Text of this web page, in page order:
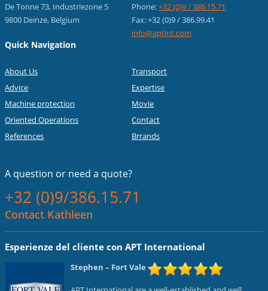
De Tonne 73, Industriezone 5
9800 Deinze, Belgium
Phone:+32 (0)9 / 386.15.71
Fax: +32 (0)9 / 386.99.41
info@aptint.com
Quick Navigation
About Us
Advice
Machine protection
Oriented Operations
References
Transport
Expertise
Movie
Contact
Brrands
A question or need a quote?
+32 (0)9/386.15.71
Contact Kathleen
Esperienze del cliente con APT International
Stephen – Fort Vale